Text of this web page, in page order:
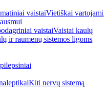
vaistaiVietiškai vartojami
vaistaiVaistai kaulų
ir raumenų sistemos ligoms
Kiti nervų sistemą